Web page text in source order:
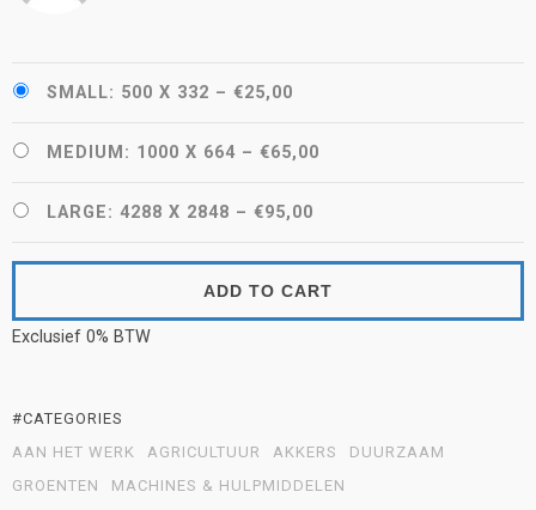
SMALL: 500 X 332 – €25,00
MEDIUM: 1000 X 664 – €65,00
LARGE: 4288 X 2848 – €95,00
ADD TO CART
Exclusief 0% BTW
#CATEGORIES
AAN HET WERK
AGRICULTUUR AKKERS
DUURZAAM
GROENTEN
MACHINES & HULPMIDDELEN